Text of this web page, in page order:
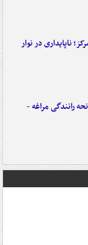
ناپایداری در نوار
رانندگی مراغه -